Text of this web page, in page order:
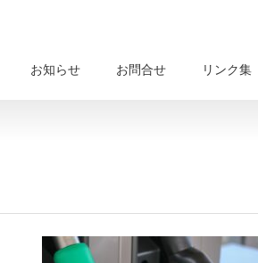
お知らせ お問合せ リンク集